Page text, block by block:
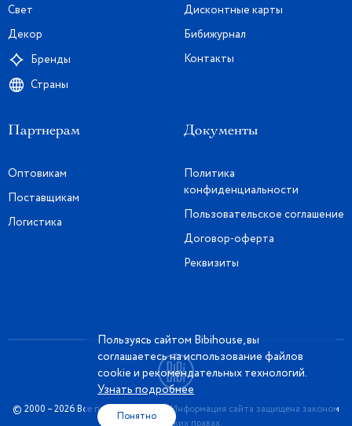
Свет
Декор
Бренды
Страны
Дисконтные карты
Бибижурнал
Контакты
Партнерам
Оптовикам
Поставщикам
Логистика
Документы
Политика
конфиденциальности
Пользовательское соглашение
Договор-оферта
Реквизиты
© 2000 – 2026 Все права защищены. Информация сайта защищена законом
об авторских правах.
Пользуясь сайтом Bibihouse, вы
соглашаетесь на использование файлов
cookie и рекомендательных технологий.
Узнать подробнее
Понятно